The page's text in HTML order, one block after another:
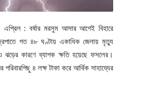
এপ্রিল : বর্ষার মরসুম আসার আগেই বিহারে
গত ৪৮ ঘণ্টায় একাধিক জেলায় মৃত্যু
কারণে ব্যাপক ক্ষতি হয়েছে ফসলের।
পরিবারপিছু ৪ লক্ষ টাকা করে আর্থিক সাহায্যের